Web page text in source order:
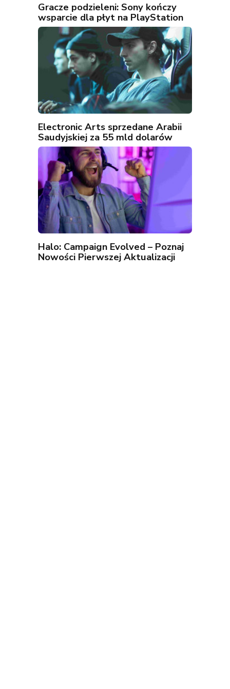
Gracze podzieleni: Sony kończy
wsparcie dla płyt na PlayStation
Electronic Arts sprzedane Arabii
Saudyjskiej za 55 mld dolarów
Halo: Campaign Evolved – Poznaj
Nowości Pierwszej Aktualizacji